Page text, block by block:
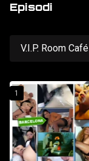
Episodi
V.I.P. Room Café
1